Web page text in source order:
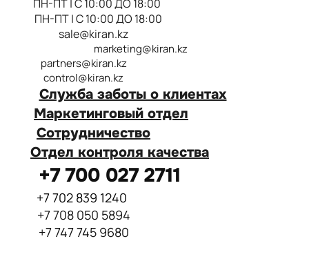
г. Алматы, ул. Макатаева 117, уг. ул.
Масанчи, БЦ "Lotos" 5 этаж
+7 (700) 027 2711
Звоните по телефону или
оставляйте сообщение через
форму обратной связи на сайте.
Мы стремимся обеспечить
быстрый и качественный ответ на
каждый запрос.
Служба заботы о клиентах
Адреса наших филиалов
ПН-ПТ | С 10:00 ДО 18:00
ПН-ПТ | С 10:00 ДО 18:00
sale@kiran.kz
marketing@kiran.kz
partners@kiran.kz
control@kiran.kz
Служба заботы о клиентах
Маркетинговый отдел
Сотрудничество
Отдел контроля качества
+7 700 027 2711
+7 702 839 1240
+7 708 050 5894
+7 747 745 9680